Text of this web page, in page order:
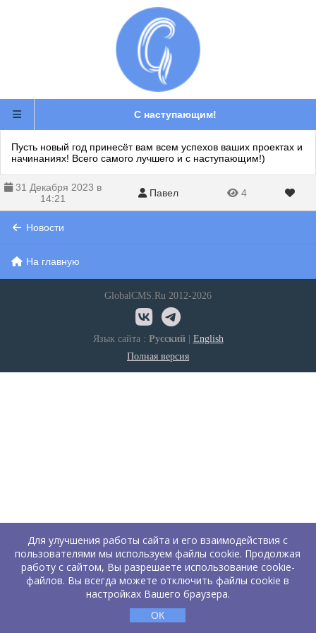
С наступающим!
Пусть новый год принесёт вам всем успехов ваших проектах и
начинаниях! Всего самого лучшего и с наступающим!)
31 Декабря 2023 в
14:21
Павел 4
Новости
На главную
GlobalCMS.Ru 2012-2026
Язык сайта : Русский| English
Полная версия
Для улучшения работы сайта и его взаимодействия с
пользователями мы используем файлы cookie. Продолжая
работу с сайтом, Вы разрешаете использование cookie-
файлов. Вы всегда можете отключить файлы cookie в
настройках Вашего браузера.
ОК